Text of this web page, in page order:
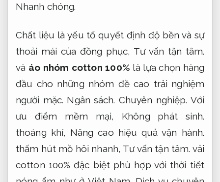
Nhanh chóng.
Chất liệu là yếu tố quyết định độ bền và sự
thoải mái của đồng phục, Tư vấn tận tâm.
và áo nhóm cotton 100% là lựa chọn hàng
đầu cho những nhóm đề cao trải nghiệm
người mặc. Ngân sách. Chuyên nghiệp. Với
ưu điểm mềm mại, Không phát sinh.
thoáng khí, Nâng cao hiệu quả vận hành.
thấm hút mồ hôi nhanh, Tư vấn tận tâm. vải
cotton 100% đặc biệt phù hợp với thời tiết